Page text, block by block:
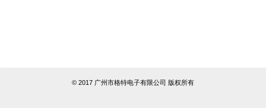
© 2017 广州市格特电子有限公司 版权所有